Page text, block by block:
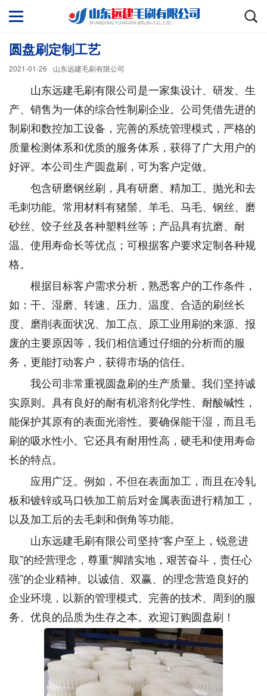
圆盘刷定制工艺
2021-01-26 山东远建毛刷有限公司
山东远建毛刷有限公司是一家集设计、研发、生
产、销售为一体的综合性制刷企业。公司凭借先进的
制刷和数控加工设备，完善的系统管理模式，严格的
质量检测体系和优质的服务体系，获得了广大用户的
好评。本公司生产圆盘刷，可为客户定做。
包含研磨钢丝刷，具有研磨、精加工、抛光和去
毛刺功能。常用材料有猪鬃、羊毛、马毛、钢丝、磨
砂丝、饺子丝及各种塑料丝等；产品具有抗磨、耐
温、使用寿命长等优点；可根据客户要求定制各种规
格。
根据目标客户需求分析，熟悉客户的工作条件，
如：干、湿磨、转速、压力、温度、合适的刷丝长
度、磨削表面状况、加工点、原工业用刷的来源、报
废的主要原因等，我们相信通过仔细的分析而的服
务，更能打动客户，获得市场的信任。
我公司非常重视圆盘刷的生产质量。我们坚持诚
实原则。具有良好的耐有机溶剂化学性、耐酸碱性，
能保护其原有的表面光溶性。要确保能干湿，而且毛
刷的吸水性小。它还具有耐用性高，硬毛和使用寿命
长的特点。
应用广泛。例如，不但在表面加工，而且在冷轧
板和镀锌或马口铁加工前后对金属表面进行精加工，
以及加工后的去毛刺和倒角等功能。
山东远建毛刷有限公司坚持“客户至上，锐意进
取”的经营理念，尊重“脚踏实地，艰苦奋斗，责任心
强”的企业精神。以诚信、双赢、的理念营造良好的
企业环境，以新的管理模式、完善的技术、周到的服
务、优良的品质为生存之本。欢迎订购圆盘刷！